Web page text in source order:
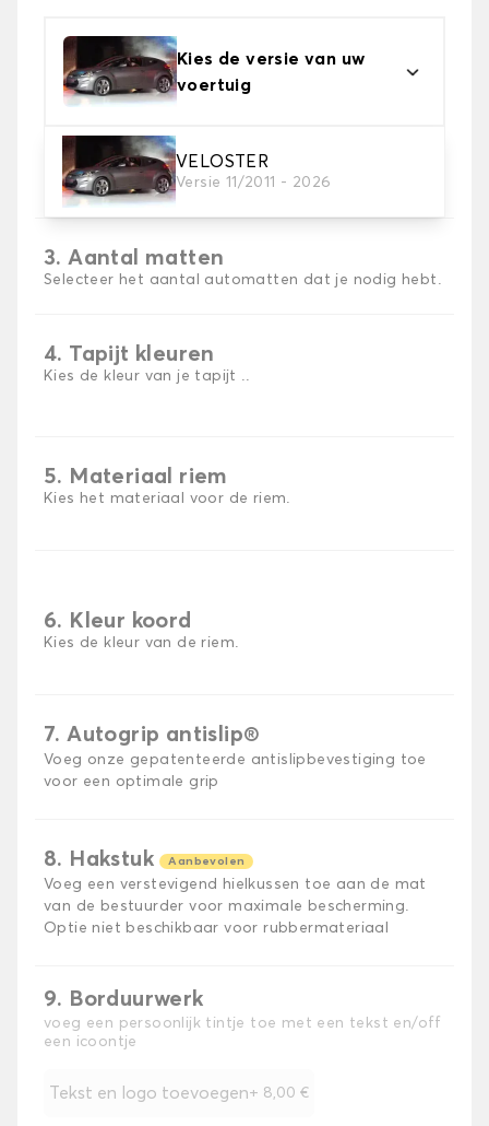
Kies de versie van uw
voertuig
VELOSTER
Versie 11/2011 - 2026
2. Materiaal
Kies het materiaal van uw automatten
3. Aantal matten
Selecteer het aantal automatten dat je nodig hebt.
4. Tapijt kleuren
Kies de kleur van je tapijt ..
5. Materiaal riem
Kies het materiaal voor de riem.
6. Kleur koord
Kies de kleur van de riem.
7. Autogrip antislip®
Voeg onze gepatenteerde antislipbevestiging toe
voor een optimale grip
8. Hakstuk Aanbevolen
Voeg een verstevigend hielkussen toe aan de mat
van de bestuurder voor maximale bescherming.
Optie niet beschikbaar voor rubbermateriaal
9. Borduurwerk
voeg een persoonlijk tintje toe met een tekst en/off
een icoontje
Tekst en logo toevoegen+ 8,00 €